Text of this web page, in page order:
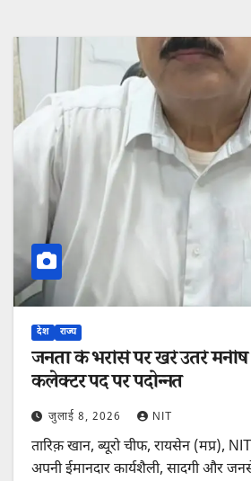
देश राज्य
जनता के भरोसे पर खरे उतरे मनीष
कलेक्टर पद पर पदोन्नत
जुलाई 8, 2026 NIT
तारिक़ खान, ब्यूरो चीफ, रायसेन (मप्र),
अपनी ईमानदार कार्यशैली, सादगी और